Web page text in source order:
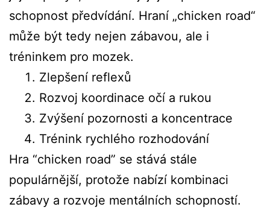
schopnost předvídání. Hraní „chicken road“
může být tedy nejen zábavou, ale i
tréninkem pro mozek.
Zlepšení reflexů
Rozvoj koordinace očí a rukou
Zvýšení pozornosti a koncentrace
Trénink rychlého rozhodování
Hra “chicken road” se stává stále
populárnější, protože nabízí kombinaci
zábavy a rozvoje mentálních schopností.